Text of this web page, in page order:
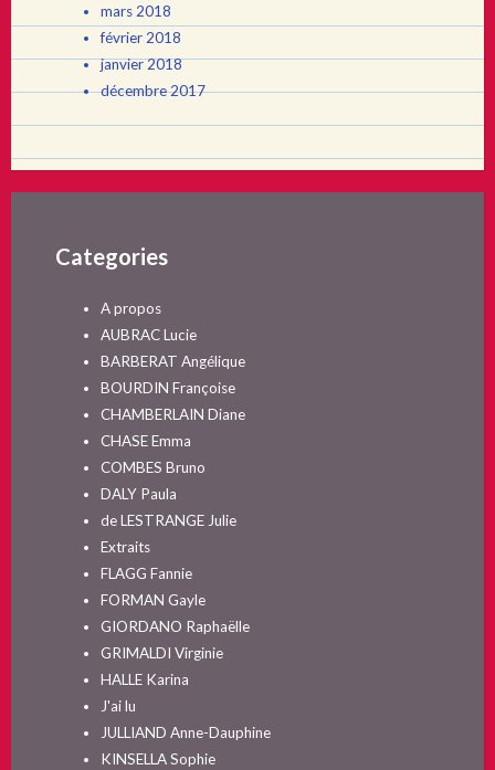
mars 2018
février 2018
janvier 2018
décembre 2017
Categories
A propos
AUBRAC Lucie
BARBERAT Angélique
BOURDIN Françoise
CHAMBERLAIN Diane
CHASE Emma
COMBES Bruno
DALY Paula
de LESTRANGE Julie
Extraits
FLAGG Fannie
FORMAN Gayle
GIORDANO Raphaëlle
GRIMALDI Virginie
HALLE Karina
J'ai lu
JULLIAND Anne-Dauphine
KINSELLA Sophie